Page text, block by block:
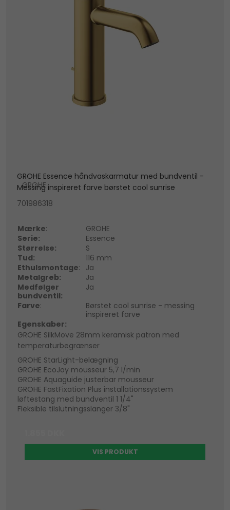
GROHE Essence håndvaskarmatur med bundventil -
Messing inspireret farve børstet cool sunrise
GROHE
701986318
Mærke:
GROHE
Serie:
Essence
Størrelse:
S
Tud:
116 mm
Ethulsmontage:
Ja
Metalgreb:
Ja
Medfølger
bundventil:
Ja
Farve:
Børstet cool sunrise - messing
inspireret farve
Egenskaber:
GROHE SilkMove 28mm keramisk patron med
temperaturbegrænser
GROHE StarLight-belægning
GROHE EcoJoy mousseur 5,7 l/min
GROHE Aquaguide justerbar mousseur
GROHE FastFixation Plus installationssystem
løftestang med bundventil 1 1/4"
Fleksible tilslutningsslanger 3/8"
VIS PRODUKT